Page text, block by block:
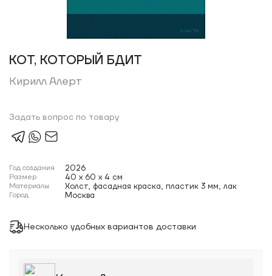
КОТ, КОТОРЫЙ БДИТ
Кирилл Алерт
Задать вопрос по товару
Год создания 2026
Размер 40 x 60 x 4 см
Материалы Холст, фасадная краска, пластик 3 мм, лак
Город Москва
Несколько удобных вариантов доставки